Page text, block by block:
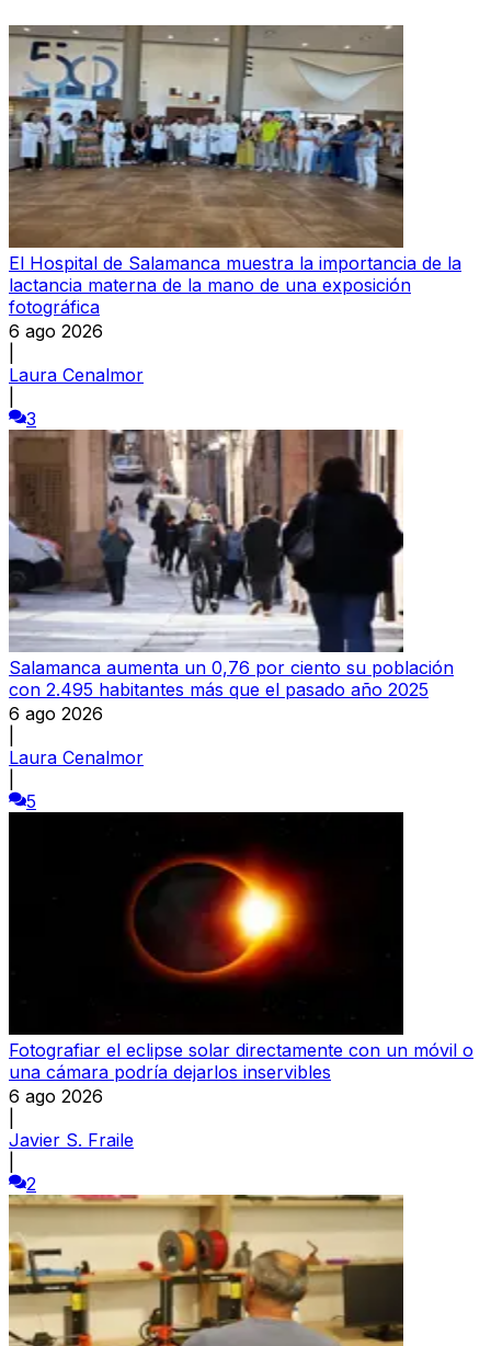
El Hospital de Salamanca muestra la importancia de la
lactancia materna de la mano de una exposición
fotográfica
6 ago 2026
Laura Cenalmor
3
Salamanca aumenta un 0,76 por ciento su población
con 2.495 habitantes más que el pasado año 2025
6 ago 2026
Laura Cenalmor
5
Fotografiar el eclipse solar directamente con un móvil o
una cámara podría dejarlos inservibles
6 ago 2026
Javier S. Fraile
2